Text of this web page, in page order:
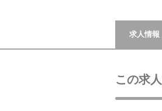
求人情報
この求